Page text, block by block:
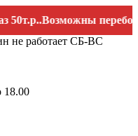
перебои со
не работает СБ-ВС
18.00